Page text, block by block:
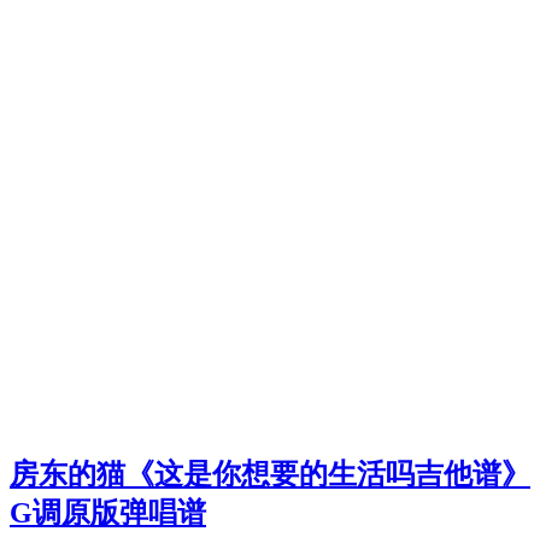
房东的猫《这是你想要的生活吗吉他谱》
G调原版弹唱谱